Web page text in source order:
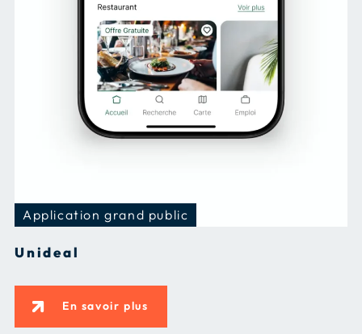
Application grand public
Unideal
En savoir plus